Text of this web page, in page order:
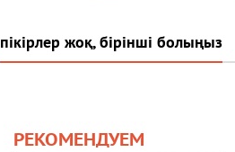
пікірлер жоқ, бірінші болыңыз
РЕКОМЕНДУЕМ